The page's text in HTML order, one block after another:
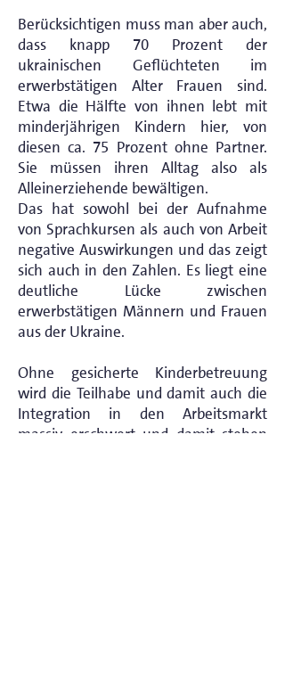
Berücksichtigen muss man aber auch,
dass knapp 70 Prozent der
ukrainischen Geflüchteten im
erwerbstätigen Alter Frauen sind.
Etwa die Hälfte von ihnen lebt mit
minderjährigen Kindern hier, von
diesen ca. 75 Prozent ohne Partner.
Sie müssen ihren Alltag also als
Alleinerziehende bewältigen.
Das hat sowohl bei der Aufnahme
von Sprachkursen als auch von Arbeit
negative Auswirkungen und das zeigt
sich auch in den Zahlen. Es liegt eine
deutliche Lücke zwischen
erwerbstätigen Männern und Frauen
aus der Ukraine.
Ohne gesicherte Kinderbetreuung
wird die Teilhabe und damit auch die
Integration in den Arbeitsmarkt
massiv erschwert und damit stehen